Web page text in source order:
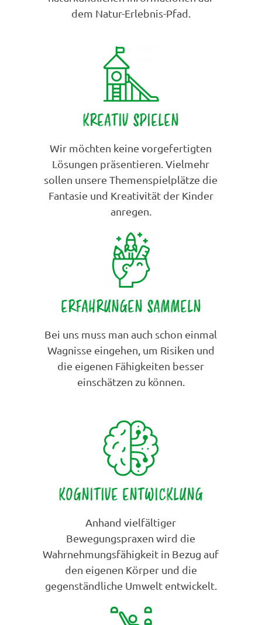
dem Natur-Erlebnis-Pfad.
KREATIV SPIELEN
Wir möchten keine vorgefertigten
Lösungen präsentieren. Vielmehr
sollen unsere Themenspielplätze die
Fantasie und Kreativität der Kinder
anregen.
ERFAHRUNGEN SAMMELN
Bei uns muss man auch schon einmal
Wagnisse eingehen, um Risiken und
die eigenen Fähigkeiten besser
einschätzen zu können.
KOGNITIVE ENTWICKLUNG
Anhand vielfältiger
Bewegungspraxen wird die
Wahrnehmungsfähigkeit in Bezug auf
den eigenen Körper und die
gegenständliche Umwelt entwickelt.